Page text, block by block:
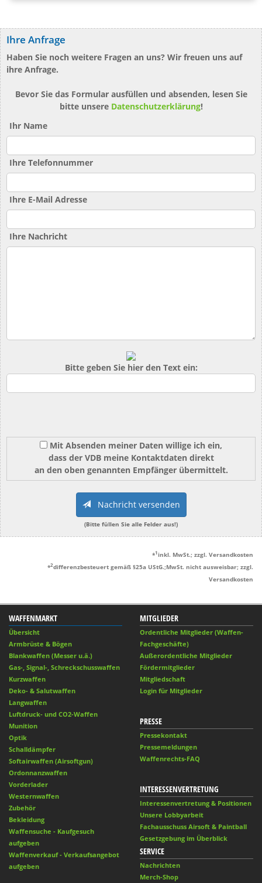
Ihre Anfrage
Haben Sie noch weitere Fragen an uns? Wir freuen uns auf
ihre Anfrage.
Bevor Sie das Formular ausfüllen und absenden, lesen Sie
bitte unsere Datenschutzerklärung!
Ihr Name
Ihre Telefonnummer
Ihre E-Mail Adresse
Ihre Nachricht
Bitte geben Sie hier den Text ein:
Mit Absenden meiner Daten willige ich ein,
dass der VDB meine Kontaktdaten direkt
an den oben genannten Empfänger übermittelt.
Nachricht versenden
(Bitte füllen Sie alle Felder aus!)
*1inkl. MwSt.; zzgl. Versandkosten
*2differenzbesteuert gemäß §25a UStG.;MwSt. nicht ausweisbar; zzgl.
Versandkosten
WAFFENMARKT
Übersicht
Armbrüste & Bögen
Blankwaffen (Messer u.ä.)
Gas-, Signal-, Schreckschusswaffen
Kurzwaffen
Deko- & Salutwaffen
Langwaffen
Luftdruck- und CO2-Waffen
Munition
Optik
Schalldämpfer
Softairwaffen (Airsoftgun)
Ordonnanzwaffen
Vorderlader
Westernwaffen
Zubehör
Bekleidung
Waffensuche - Kaufgesuch
aufgeben
Waffenverkauf - Verkaufsangebot
aufgeben
MITGLIEDER
Ordentliche Mitglieder (Waffen-
Fachgeschäfte)
Außerordentliche Mitglieder
Fördermitglieder
Mitgliedschaft
Login für Mitglieder
PRESSE
Pressekontakt
Pressemeldungen
Waffenrechts-FAQ
INTERESSENVERTRETUNG
Interessenvertretung & Positionen
Unsere Lobbyarbeit
Fachausschuss Airsoft & Paintball
Gesetzgebung im Überblick
SERVICE
Nachrichten
Merch-Shop